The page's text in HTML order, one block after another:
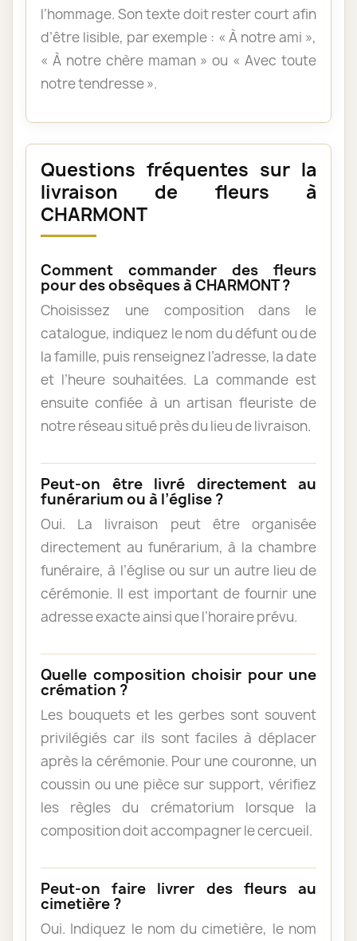
l’hommage. Son texte doit rester court afin
d’être lisible, par exemple : « À notre ami »,
« À notre chère maman » ou « Avec toute
notre tendresse ».
Questions fréquentes sur la
livraison de fleurs à
CHARMONT
Comment commander des fleurs
pour des obsèques à CHARMONT ?
Choisissez une composition dans le
catalogue, indiquez le nom du défunt ou de
la famille, puis renseignez l’adresse, la date
et l’heure souhaitées. La commande est
ensuite confiée à un artisan fleuriste de
notre réseau situé près du lieu de livraison.
Peut-on être livré directement au
funérarium ou à l’église ?
Oui. La livraison peut être organisée
directement au funérarium, à la chambre
funéraire, à l’église ou sur un autre lieu de
cérémonie. Il est important de fournir une
adresse exacte ainsi que l’horaire prévu.
Quelle composition choisir pour une
crémation ?
Les bouquets et les gerbes sont souvent
privilégiés car ils sont faciles à déplacer
après la cérémonie. Pour une couronne, un
coussin ou une pièce sur support, vérifiez
les règles du crématorium lorsque la
composition doit accompagner le cercueil.
Peut-on faire livrer des fleurs au
cimetière ?
Oui. Indiquez le nom du cimetière, le nom